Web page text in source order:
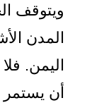
ويتوقف
المدن
اليمن.
أن